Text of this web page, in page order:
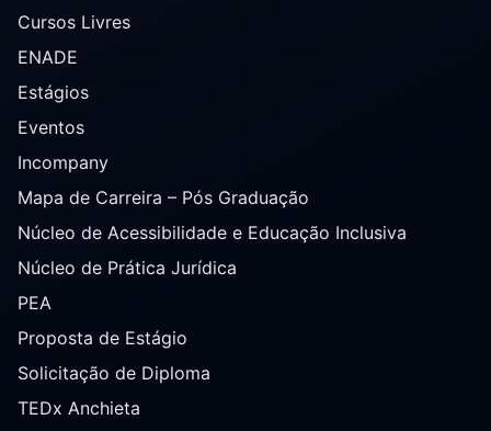
Cursos Livres
ENADE
Estágios
Eventos
Incompany
Mapa de Carreira – Pós Graduação
Núcleo de Acessibilidade e Educação Inclusiva
Núcleo de Prática Jurídica
PEA
Proposta de Estágio
Solicitação de Diploma
TEDx Anchieta